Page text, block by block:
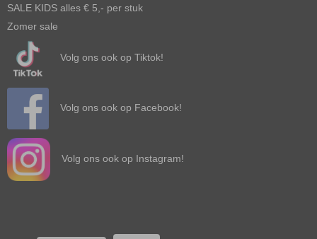
SALE KIDS alles € 5,- per stuk
Zomer sale
Volg ons ook op Tiktok!
Volg ons ook op Facebook!
Volg ons ook op Instagram!